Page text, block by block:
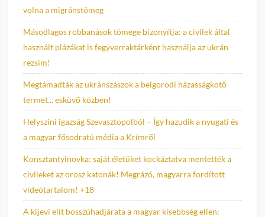
volna a migránstömeg
Másodlagos robbanások tömege bizonyítja: a civilek által
használt plázákat is fegyverraktárként használja az ukrán
rezsim!
Megtámadták az ukránszászok a belgorodi házasságkötő
termet... esküvő közben!
Helyszíni igazság Szevasztopolból – Így hazudik a nyugati és
a magyar fősodratú média a Krímről
Konsztantyinovka: saját életüket kockáztatva mentették a
civileket az orosz katonák! Megrázó, magyarra fordított
videótartalom! +18
A kijevi elit bosszúhadjárata a magyar kisebbség ellen: